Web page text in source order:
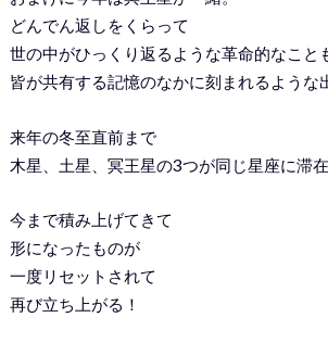
どんでん返しをくらって
世の中がひっくり返るような革命的なこと
皆が共有する記憶のなかに刻まれるような
来年の冬至直前まで
木星、土星、冥王星の3つが同じ星座に滞
今まで積み上げてきて
形になったものが
一度リセットされて
再び立ち上がる！